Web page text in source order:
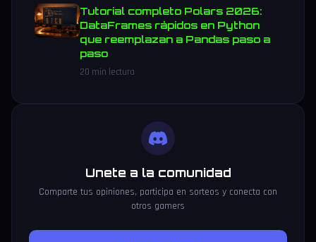
Tutorial completo Polars 2026:
DataFrames rápidos en Python
que reemplazan a Pandas paso a
paso
20 min lectura
Unete a la comunidad
Comparte tus opiniones, participa en sorteos y conecta con
otros gamers